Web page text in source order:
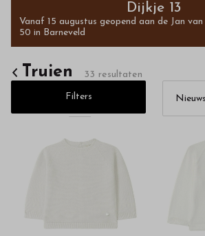
Bestel
kinderkleding
kwaliteit
onze
Dijkje 13
Vanaf 15 augustus geopend aan de Jan
50 in Barneveld
Truien 33 resultaten
Filters